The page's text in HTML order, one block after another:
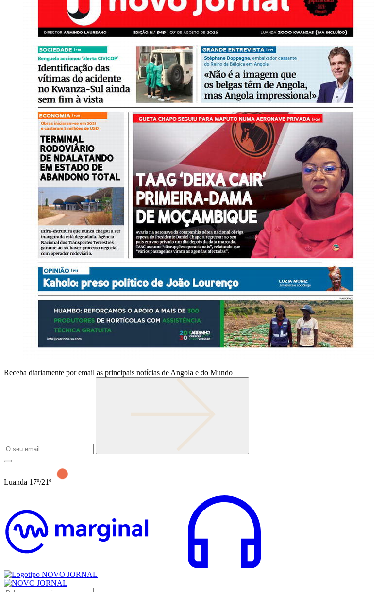
Receba diariamente por email as principais notícias de Angola e do Mundo
Luanda 17º/21º